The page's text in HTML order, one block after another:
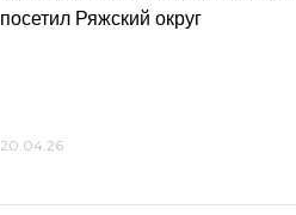
посетил Ряжский округ
20.04.26